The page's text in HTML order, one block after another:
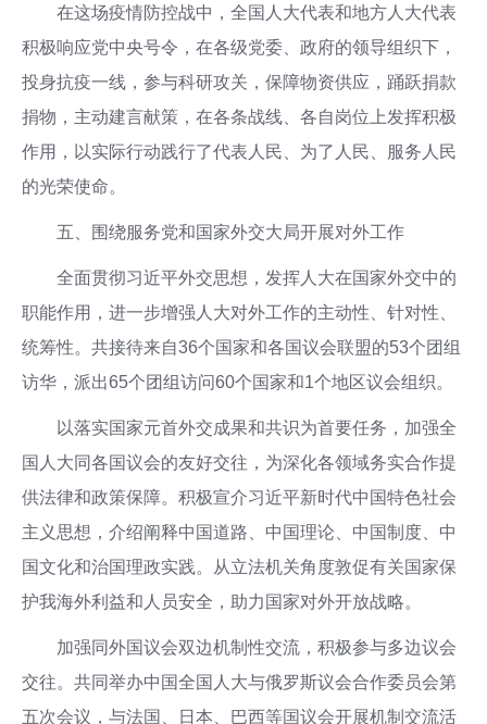
在这场疫情防控战中，全国人大代表和地方人大代表
积极响应党中央号令，在各级党委、政府的领导组织下，
投身抗疫一线，参与科研攻关，保障物资供应，踊跃捐款
捐物，主动建言献策，在各条战线、各自岗位上发挥积极
作用，以实际行动践行了代表人民、为了人民、服务人民
的光荣使命。
五、围绕服务党和国家外交大局开展对外工作
全面贯彻习近平外交思想，发挥人大在国家外交中的
职能作用，进一步增强人大对外工作的主动性、针对性、
统筹性。共接待来自36个国家和各国议会联盟的53个团组
访华，派出65个团组访问60个国家和1个地区议会组织。
以落实国家元首外交成果和共识为首要任务，加强全
国人大同各国议会的友好交往，为深化各领域务实合作提
供法律和政策保障。积极宣介习近平新时代中国特色社会
主义思想，介绍阐释中国道路、中国理论、中国制度、中
国文化和治国理政实践。从立法机关角度敦促有关国家保
护我海外利益和人员安全，助力国家对外开放战略。
加强同外国议会双边机制性交流，积极参与多边议会
交往。共同举办中国全国人大与俄罗斯议会合作委员会第
五次会议，与法国、日本、巴西等国议会开展机制交流活